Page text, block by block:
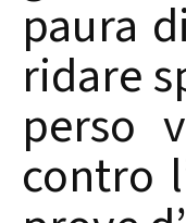
paura
ridare
perso
contro